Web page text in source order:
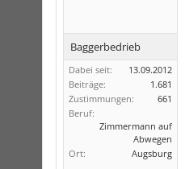
Baggerbedrieb
Dabei seit:
13.09.2012
Beiträge:
1.681
Zustimmungen:
661
Beruf:
Zimmermann auf
Abwegen
Ort:
Augsburg